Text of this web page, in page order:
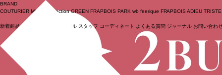
ログイン
BRAND
COUTURIER MOGA Collection GREEN FRAPBOIS PARK wb feerique FRAPBOIS ADIEU
新着商品 (ライブ) セール スタッフ コーディネート よくある質問 ジャーナル お問い合わ